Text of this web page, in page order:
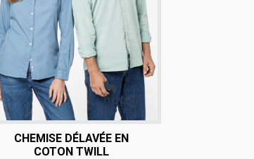
CHEMISE DÉLAVÉE EN
COTON TWILL